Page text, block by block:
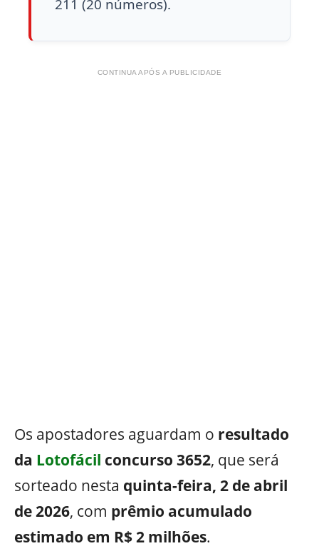
211 (20 números).
CONTINUA APÓS A PUBLICIDADE
Os apostadores aguardam o resultado
da Lotofácil concurso 3652, que será
sorteado nesta quinta-feira, 2 de abril
de 2026, com prêmio acumulado
estimado em R$ 2 milhões.